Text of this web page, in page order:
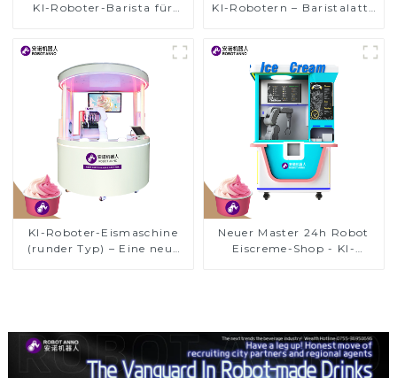
KI-Roboter-Barista für
KI-Robotern – Baristalatte
KI-Roboter-Eismaschine
(runder Typ) – Eine neue
Neuer Master 24h Robot
Eiscreme-Shop - KI-